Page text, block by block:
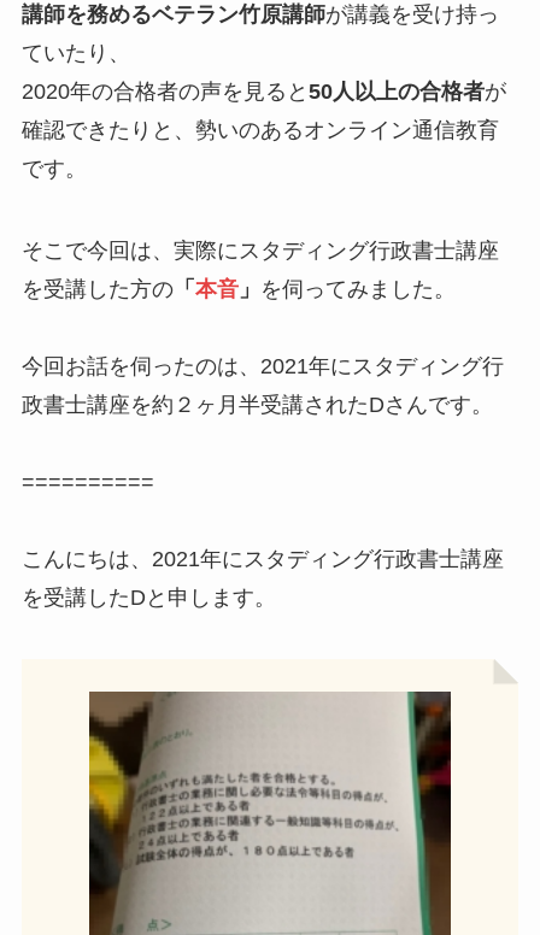
講師を務めるベテラン竹原講師が講義を受け持っ
ていたり、
2020年の合格者の声を見ると 50人以上の合格者が
確認できたりと、勢いのあるオンライン通信教育
です。
そこで今回は、実際にスタディング行政書士講座
を受講した方の「 本音」 を伺ってみました。
今回お話を伺ったのは、2021年にスタディング行
政書士講座を約２ヶ月半受講されたDさんです。
==========
こんにちは、2021年にスタディング行政書士講座
を受講したDと申します。